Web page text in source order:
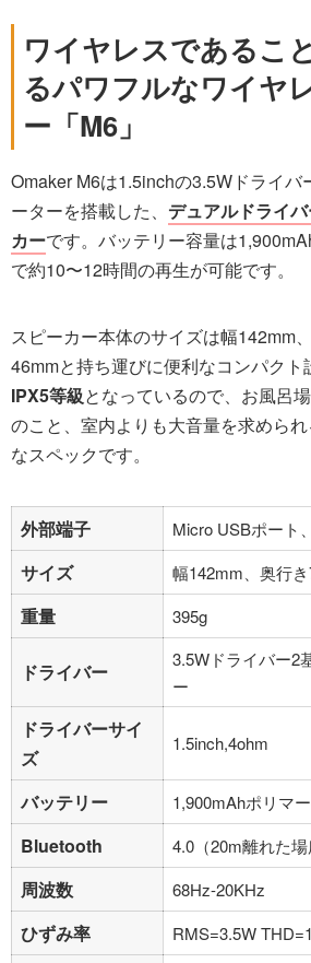
ワイヤレスであるこ
るパワフルなワイヤ
ー「M6」
Omaker M6は1.5inchの3.5Wドライバ
ーターを搭載した、 デュアルドライ
カーです。バッテリー容量は
で約10〜12時間の再生が可能です。
スピーカー本体のサイズは幅142mm
46mmと持ち運びに便利なコンパクト
IPX5等級となっているので、お風呂
のこと、室内よりも大音量を求めら
なスペックです。
外部端子 Micro USBポート
サイズ 幅142mm、奥行
重量 395g
ドライバー
3.5Wドライバー2
ー
ドライバーサイ
ズ
1.5inch,4ohm
バッテリー 1,900mAhポリマ
Bluetooth 4.0（20m離れた場
周波数 68Hz-20KHz
ひずみ率 RMS=3.5W